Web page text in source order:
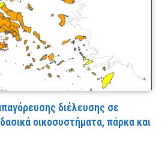
διέλευσης σε
οικοσυστήματα, πάρκα και